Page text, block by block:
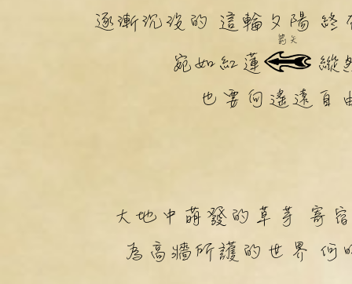
逐漸沉沒的 這輪夕陽 終
宛如紅蓮
箭矢
縱
也要向遙遠
大地中萌發的草芽 寄
為高牆所護的世界 何